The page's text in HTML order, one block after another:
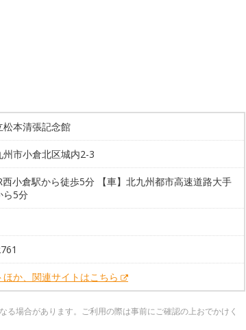
松本清張記念館
州市小倉北区城内2-3
西小倉駅から徒歩5分 【車】北九州都市高速道路大手
ら5分
か、関連サイトはこちら
場合があります。ご利用の際は事前にご確認の上おでかけく